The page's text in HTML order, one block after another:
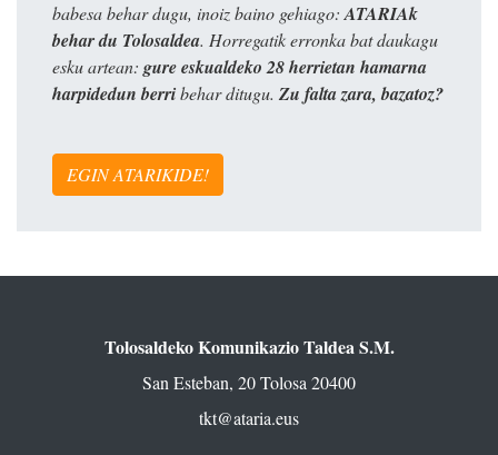
babesa behar dugu, inoiz baino gehiago: ATARIAk
behar du Tolosaldea. Horregatik erronka bat daukagu
esku artean: gure eskualdeko 28 herrietan hamarna
harpidedun berribehar ditugu. Zu falta zara, bazatoz?
EGIN ATARIKIDE!
Tolosaldeko Komunikazio Taldea S.M.
San Esteban, 20 Tolosa 20400
tkt@ataria.eus